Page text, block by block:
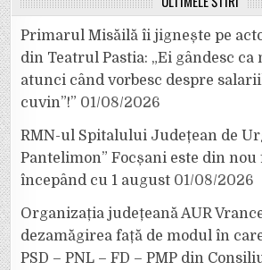
Primarul Misăilă îi jignește pe
din Teatrul Pastia: „Ei gândesc
atunci când vorbesc despre
cuvin”!” 01/08/2026
RMN-ul Spitalului Județean de
Pantelimon” Focșani este din
începând cu 1 august 01/08/2026
Organizația județeană AUR
dezamăgirea față de modul în
PSD – PNL – FD – PMP din